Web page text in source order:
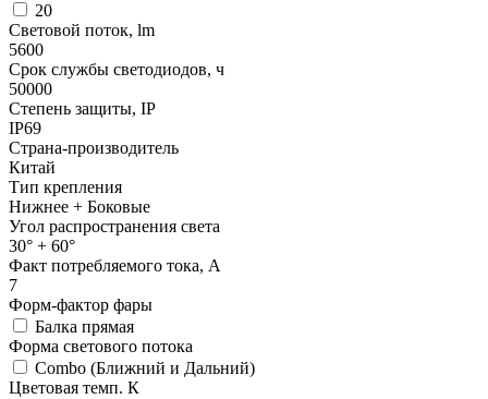
20
Световой поток, lm
5600
Срок службы светодиодов, ч
50000
Степень защиты, IP
IP69
Страна-производитель
Китай
Тип крепления
Нижнее + Боковые
Угол распространения света
30° + 60°
Факт потребляемого тока, А
7
Форм-фактор фары
Балка прямая
Форма светового потока
Combo (Ближний и Дальний)
Цветовая темп. К